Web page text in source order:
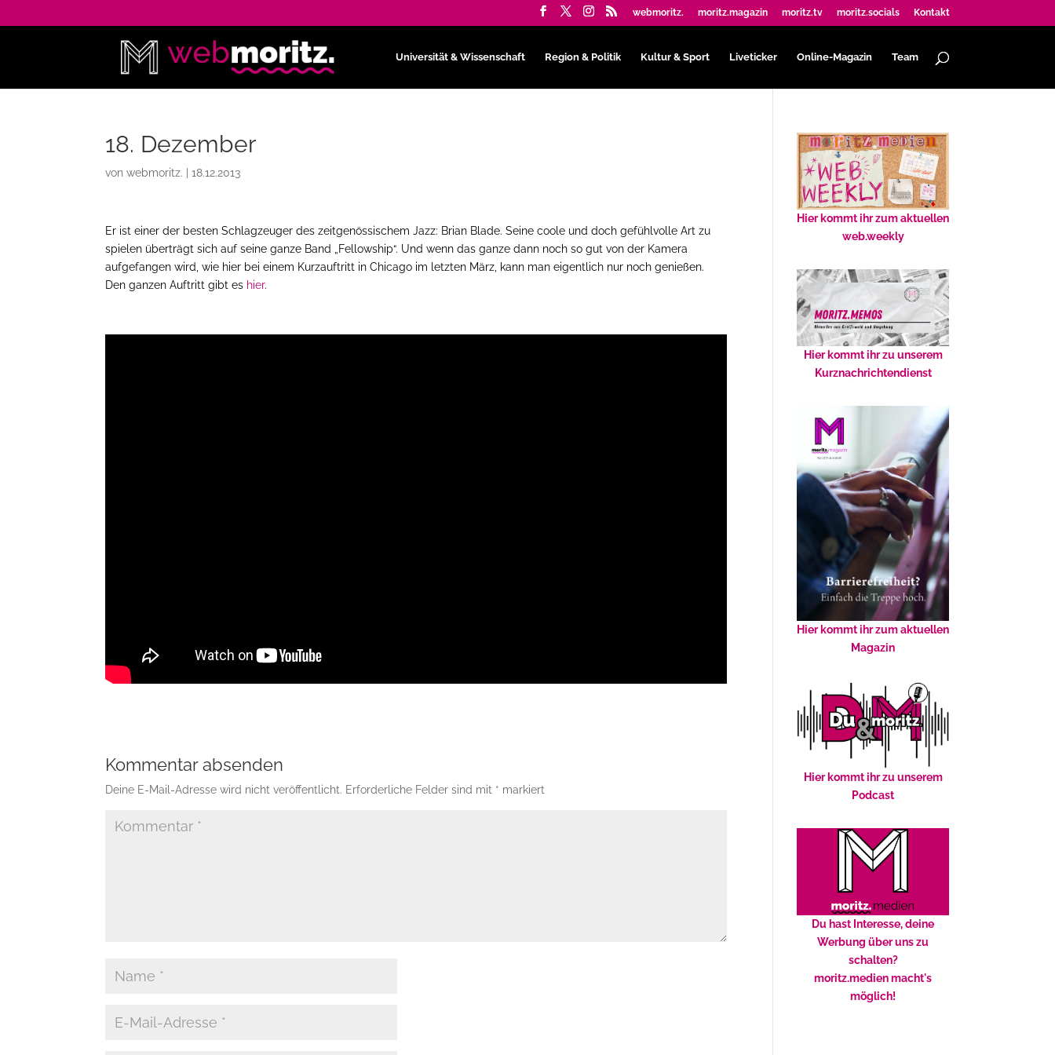
webmoritz. moritz.magazin moritz.tv moritz.socials Kontakt
Universität & Wissenschaft Region & Politik Kultur & Sport Liveticker Online-Magazin Team
18. Dezember
vonwebmoritz. |18.12.2013
Er ist einer der besten Schlagzeuger des zeitgenössischem Jazz: Brian Blade. Seine coole und doch gefühlvolle Art zu
spielen überträgt sich auf seine ganze Band „Fellowship“. Und wenn das ganze dann noch so gut von der Kamera
aufgefangen wird, wie hier bei einem Kurzauftritt in Chicago im letzten März, kann man eigentlich nur noch genießen.
Den ganzen Auftritt gibt es hier.
Kommentar absenden
Deine E-Mail-Adresse wird nicht veröffentlicht. Erforderliche Felder sind mit * markiert
Hier kommt ihr zum aktuellen
web.weekly
Hier kommt ihr zu unserem
Kurznachrichtendienst
Hier kommt ihr zum aktuellen
Magazin
Hier kommt ihr zu unserem
Podcast
Du hast Interesse, deine
Werbung über uns zu
schalten?
moritz.medien macht's
möglich!